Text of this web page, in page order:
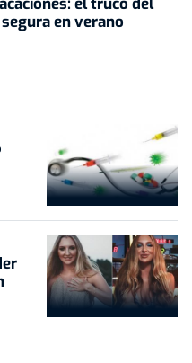
en verano